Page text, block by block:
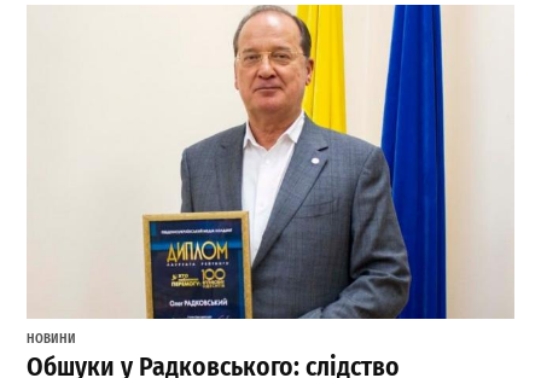
НОВИНИ
Обшуки у Радковського: слідство